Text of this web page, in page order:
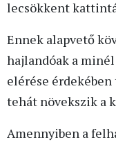
lecsökkent
Ennek alapvető
hajlandóak a
elérése
tehát növekszik a
Amennyiben a